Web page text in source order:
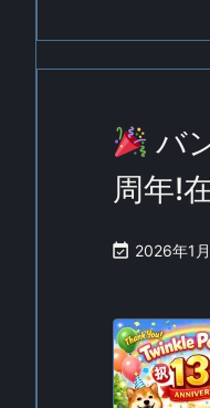
バ
周年!
 2026年1